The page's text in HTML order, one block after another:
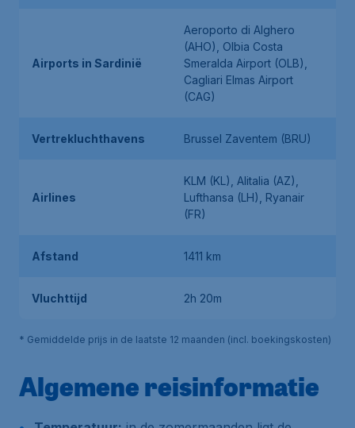
Airports in Sardinië
Aeroporto di Alghero
(AHO), Olbia Costa
Smeralda Airport (OLB),
Cagliari Elmas Airport
(CAG)
Vertrekluchthavens Brussel Zaventem (BRU)
Airlines
KLM (KL), Alitalia (AZ),
Lufthansa (LH), Ryanair
(FR)
Afstand 1411 km
Vluchttijd 2h 20m
* Gemiddelde prijs in de laatste 12 maanden (incl. boekingskosten)
Algemene reisinformatie